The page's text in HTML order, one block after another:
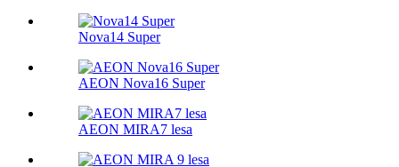
Nova14 Super
AEON Nova16 Super
AEON MIRA7 lesa